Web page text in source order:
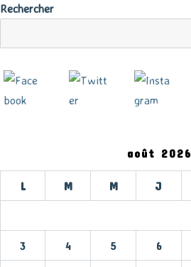
Comme
absence
Rechercher
août 2026
L M M J
3 4 5 6